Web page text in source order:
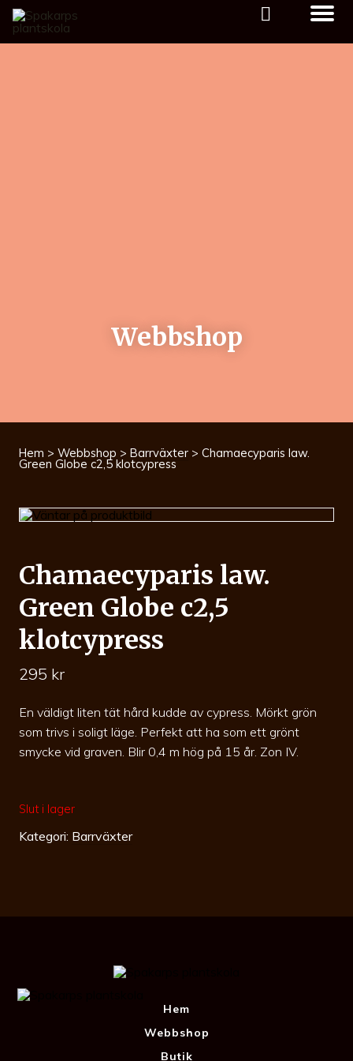
Webbshop
Hem > Webbshop > Barrväxter > Chamaecyparis law.
Green Globe c2,5 klotcypress
Chamaecyparis law.
Green Globe c2,5
klotcypress
295 kr
En väldigt liten tät hård kudde av cypress. Mörkt grön
som trivs i soligt läge. Perfekt att ha som ett grönt
smycke vid graven. Blir 0,4 m hög på 15 år. Zon IV.
Slut i lager
Kategori: Barrväxter
Hem
Webbshop
Butik